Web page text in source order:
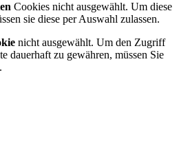
Cookies nicht ausgewählt. Um diese
sie diese per Auswahl zulassen.
nicht ausgewählt. Um den Zugriff
dauerhaft zu gewähren, müssen Sie